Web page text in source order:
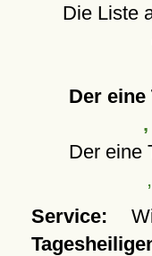
Die Liste
Der
Der eine
Service: